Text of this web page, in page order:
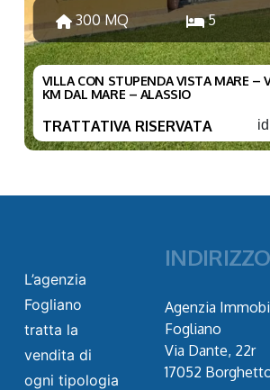
300 MQ 5
VILLA CON STUPENDA VISTA MARE –
KM DAL MARE – ALASSIO
TRATTATIVA RISERVATA
L’agenzia
Fogliano
tratta la
vendita di
ogni tipologia
INDIRIZZO
Agenzia
Fogliano
Via Dante, 22r
17052